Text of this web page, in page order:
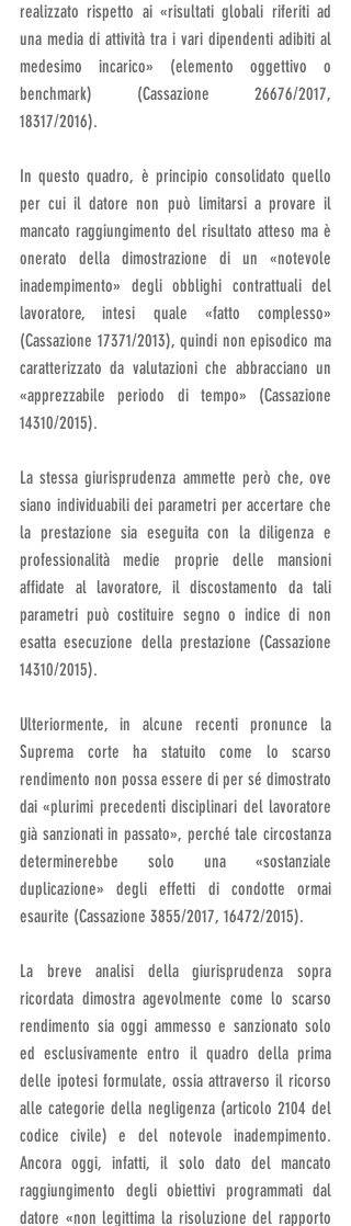
realizzato rispetto ai «risultati globali riferiti ad
una media di attività tra i vari dipendenti adibiti al
medesimo incarico» (elemento oggettivo o
benchmark) (Cassazione 26676/2017,
18317/2016).
In questo quadro, è principio consolidato quello
per cui il datore non può limitarsi a provare il
mancato raggiungimento del risultato atteso ma è
onerato della dimostrazione di un «notevole
inadempimento» degli obblighi contrattuali del
lavoratore, intesi quale «fatto complesso»
(Cassazione 17371/2013), quindi non episodico ma
caratterizzato da valutazioni che abbracciano un
«apprezzabile periodo di tempo» (Cassazione
14310/2015).
La stessa giurisprudenza ammette però che, ove
siano individuabili dei parametri per accertare che
la prestazione sia eseguita con la diligenza e
professionalità medie proprie delle mansioni
affidate al lavoratore, il discostamento da tali
parametri può costituire segno o indice di non
esatta esecuzione della prestazione (Cassazione
14310/2015).
Ulteriormente, in alcune recenti pronunce la
Suprema corte ha statuito come lo scarso
rendimento non possa essere di per sé dimostrato
dai «plurimi precedenti disciplinari del lavoratore
già sanzionati in passato», perché tale circostanza
determinerebbe solo una «sostanziale
duplicazione» degli effetti di condotte ormai
esaurite (Cassazione 3855/2017, 16472/2015).
La breve analisi della giurisprudenza sopra
ricordata dimostra agevolmente come lo scarso
rendimento sia oggi ammesso e sanzionato solo
ed esclusivamente entro il quadro della prima
delle ipotesi formulate, ossia attraverso il ricorso
alle categorie della negligenza (articolo 2104 del
codice civile) e del notevole inadempimento.
Ancora oggi, infatti, il solo dato del mancato
raggiungimento degli obiettivi programmati dal
datore «non legittima la risoluzione del rapporto